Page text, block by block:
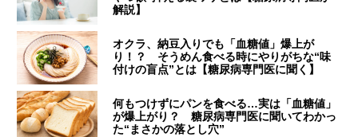
解説】
オクラ、納豆入りでも「血糖値」爆上が
り！？ そうめん食べる時にやりがちな“味
付けの盲点”とは【糖尿病専門医に聞く】
何もつけずにパンを食べる…実は「血糖値」
が爆上がり？ 糖尿病専門医に聞いてわかっ
た“まさかの落とし穴”